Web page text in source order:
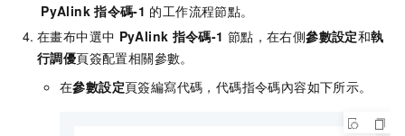
PyAlink 指令碼-1 的工作流程節點。
在畫布中選中 PyAlink 指令碼-1 節點，在右側參數設定和執
行調優頁簽配置相關參數。
在參數設定頁簽編寫代碼，代碼指令碼內容如下所示。